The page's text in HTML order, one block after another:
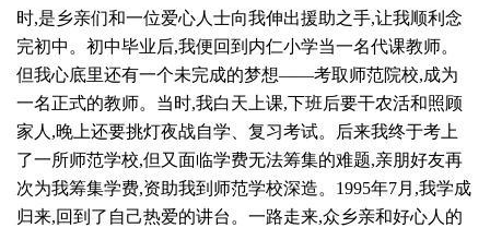
时,是乡亲们和一位爱心人士向我伸出援助之手,让我顺利念
完初中。初中毕业后,我便回到内仁小学当一名代课教师。
但我心底里还有一个未完成的梦想——考取师范院校,成为
一名正式的教师。当时,我白天上课,下班后要干农活和照顾
家人,晚上还要挑灯夜战自学、复习考试。后来我终于考上
了一所师范学校,但又面临学费无法筹集的难题,亲朋好友再
次为我筹集学费,资助我到师范学校深造。1995年7月,我学成
归来,回到了自己热爱的讲台。一路走来,众乡亲和好心人的